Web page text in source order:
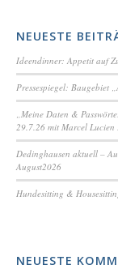
NEUESTE
Ideendinner: Appetit auf
Pressespiegel: Baugebiet
„Meine Daten &
29.7.26 mit Marcel Lucien
Dedinghausen aktuell –
August2026
Hundesitting &
NEUESTE